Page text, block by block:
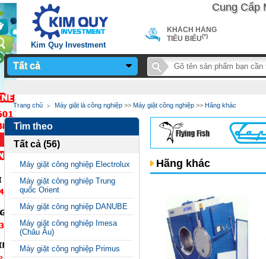
Cung Cấp
Kim Quy Investment
KHÁCH HÀNG
TIÊU BIỂU(*)
Tất cả
Notice : Undefined
variable: page_title in
/home/sieuthimay/domains/sieuthimaycongnghiep.vn/
on line 24
Trang chủ Máy giặt là công nghiệp >> Máy giặt công nghiệp >> Hãng khác
Tìm theo
Tất cả (56)
Máy giặt công nghiệp Electrolux
Máy giặt công nghiệp Trung
quốc Orient
Máy giặt công nghiệp DANUBE
Máy giặt công nghiệp Imesa
(Châu Âu)
Máy giặt công nghiệp Primus
Hãng khác